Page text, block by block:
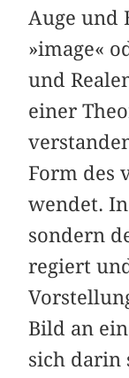
Auge und
»image«
und
einer
Form des
wendet.
sondern
regiert
Bild an
sich darin